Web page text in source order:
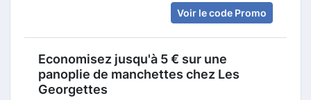
Voir le code Promo
Economisez jusqu'à 5 € sur une
panoplie de manchettes chez Les
Georgettes